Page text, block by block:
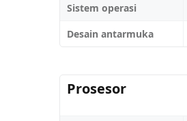
Sistem operasi
Desain antarmuka
Prosesor